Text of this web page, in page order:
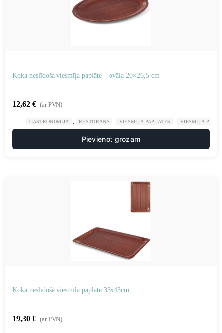
Koka neslīdoša viesmīļa paplāte – ovāla 20×26,5 cm
12,62 € (ar PVN)
GASTRONOMIJA RESTORĀNS VIESMĪĻA PAPLĀTES VIESMĪĻA
Pievienot grozam
Koka neslīdoša viesmīļa paplāte 33x43cm
19,30 € (ar PVN)